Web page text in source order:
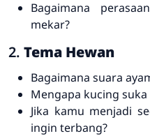
Bagaimana
mekar?
2. Tema Hewan
Bagaimana suara
Mengapa kucing
Jika kamu menjadi
ingin terbang?